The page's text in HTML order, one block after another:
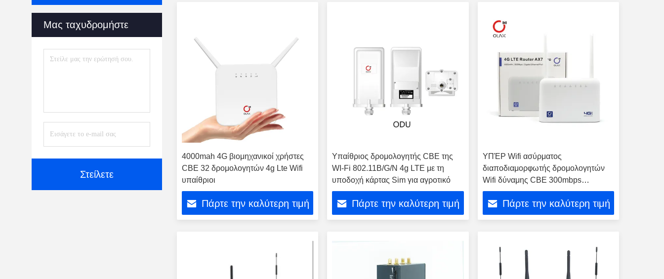
Μας ταχυδρομήστε
Στείλετε
4000mah 4G βιομηχανικοί χρήστες
CBE 32 δρομολογητών 4g Lte Wifi
υπαίθριοι
Πάρτε την καλύτερη τιμή
Υπαίθριος δρομολογητής CBE της
WI-Fi 802.11B/G/N 4g LTE με τη
υποδοχή κάρτας Sim για αγροτικό
Πάρτε την καλύτερη τιμή
ΥΠΈΡ Wifi ασύρματος
διαποδιαμορφωτής δρομολογητών
Wifi δύναμης CBE 300mbps
5000mAh δρομολογητών 3G 4G LTE
OLAX AX7 με τη υποδοχή κάρτας
Sim
Πάρτε την καλύτερη τιμή